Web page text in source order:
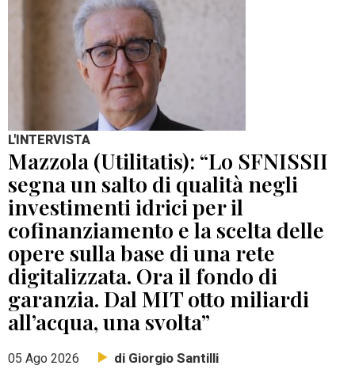
L'INTERVISTA
Mazzola (Utilitatis): “Lo SFNISSII
segna un salto di qualità negli
investimenti idrici per il
cofinanziamento e la scelta delle
opere sulla base di una rete
digitalizzata. Ora il fondo di
garanzia. Dal MIT otto miliardi
all’acqua, una svolta”
05 Ago 2026 di Giorgio Santilli